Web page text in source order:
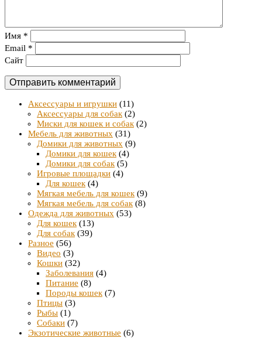
Имя *
Email *
Сайт
Аксессуары и игрушки (11)
Аксессуары для собак (2)
Миски для кошек и собак (2)
Мебель для животных (31)
Домики для животных (9)
Домики для кошек (4)
Домики для собак (5)
Игровые площадки (4)
Для кошек (4)
Мягкая мебель для кошек (9)
Мягкая мебель для собак (8)
Одежда для животных (53)
Для кошек (13)
Для собак (39)
Разное (56)
Видео (3)
Кошки (32)
Заболевания (4)
Питание (8)
Породы кошек (7)
Птицы (3)
Рыбы (1)
Собаки (7)
Экзотические животные (6)